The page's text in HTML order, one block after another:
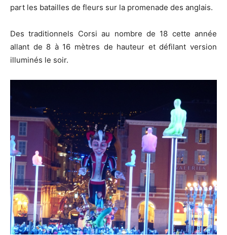
part les batailles de fleurs sur la promenade des anglais.
Des traditionnels Corsi au nombre de 18 cette année
allant de 8 à 16 mètres de hauteur et défilant version
illuminés le soir.